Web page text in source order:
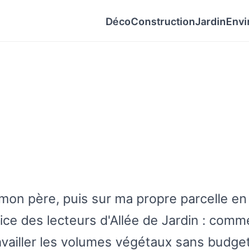
DécoConstructionJardin
père, puis sur ma propre parcelle en
des lecteurs d'Allée de Jardin :
les volumes végétaux sans